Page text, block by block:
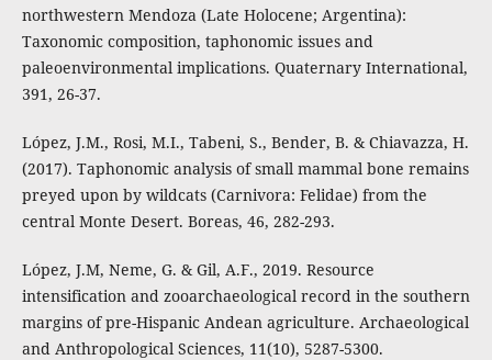
northwestern Mendoza (Late Holocene; Argentina):
Taxonomic composition, taphonomic issues and
paleoenvironmental implications. Quaternary International,
391, 26-37.
López, J.M., Rosi, M.I., Tabeni, S., Bender, B. & Chiavazza, H.
(2017). Taphonomic analysis of small mammal bone remains
preyed upon by wildcats (Carnivora: Felidae) from the
central Monte Desert. Boreas, 46, 282-293.
López, J.M, Neme, G. & Gil, A.F., 2019. Resource
intensification and zooarchaeological record in the southern
margins of pre-Hispanic Andean agriculture. Archaeological
and Anthropological Sciences, 11(10), 5287-5300.